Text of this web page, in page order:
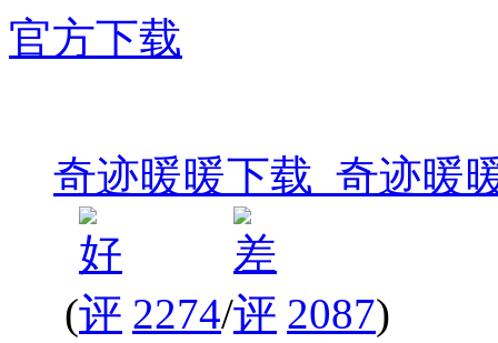
奇迹暖暖下载_奇迹暖
( 2274/ 2087)